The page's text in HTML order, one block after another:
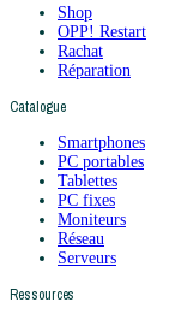
Shop
OPP! Restart
Rachat
Réparation
Catalogue
Smartphones
PC portables
Tablettes
PC fixes
Moniteurs
Réseau
Serveurs
Ressources